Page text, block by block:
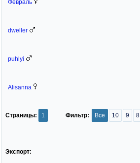
Февраль
dweller
puhlyi
Alisanna
Все 10 9 8
Фильтр:
Страницы: 1
Экспорт: